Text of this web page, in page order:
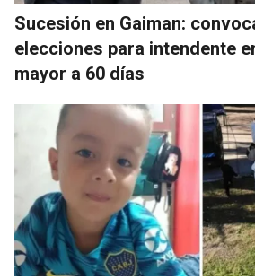
Sucesión en Gaiman:
elecciones para intendente
mayor a 60 días